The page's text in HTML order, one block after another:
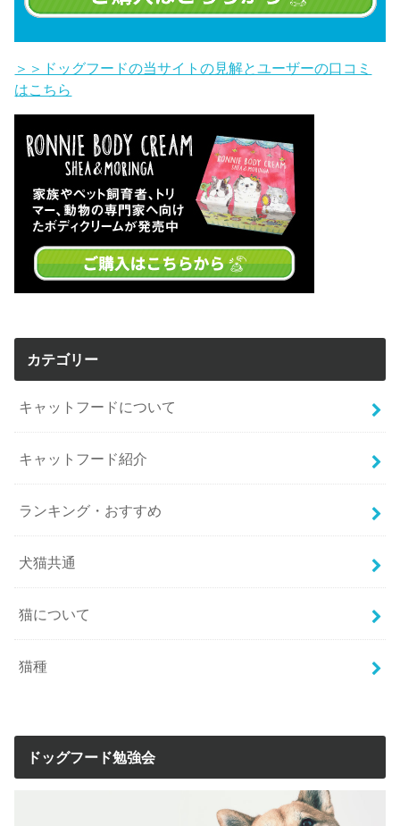
＞＞ドッグフードの当サイトの見解とユーザーの口コミ
はこちら
カテゴリー
キャットフードについて
キャットフード紹介
ランキング・おすすめ
犬猫共通
猫について
猫種
ドッグフード勉強会